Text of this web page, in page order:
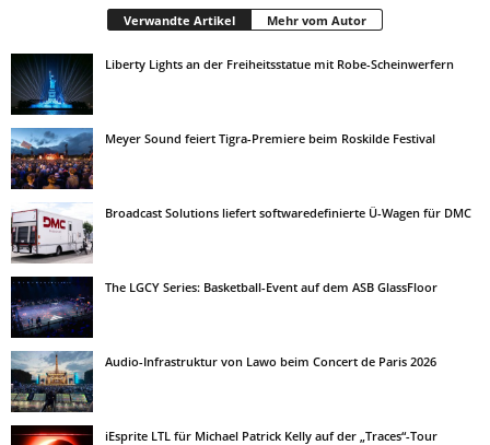
Verwandte Artikel Mehr vom Autor
Liberty Lights an der Freiheitsstatue mit Robe-Scheinwerfern
Meyer Sound feiert Tigra-Premiere beim Roskilde Festival
Broadcast Solutions liefert softwaredefinierte Ü-Wagen für DMC
The LGCY Series: Basketball-Event auf dem ASB GlassFloor
Audio-Infrastruktur von Lawo beim Concert de Paris 2026
iEsprite LTL für Michael Patrick Kelly auf der „Traces“-Tour